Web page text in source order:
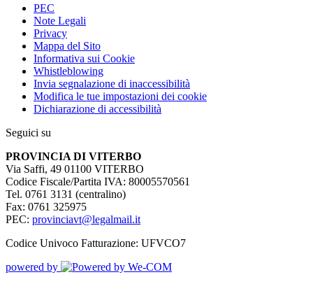
PEC
Note Legali
Privacy
Mappa del Sito
Informativa sui Cookie
Whistleblowing
Invia segnalazione di inaccessibilità
Modifica le tue impostazioni dei cookie
Dichiarazione di accessibilità
Seguici su
PROVINCIA DI VITERBO
Via Saffi, 49 01100 VITERBO
Codice Fiscale/Partita IVA: 80005570561
Tel. 0761 3131 (centralino)
Fax: 0761 325975
PEC: provinciavt@legalmail.it
Codice Univoco Fatturazione: UFVCO7
powered by